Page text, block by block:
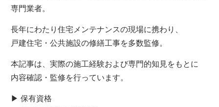
専門業者。
長年にわたり住宅メンテナンスの現場に携わり、
戸建住宅・公共施設の修繕工事を多数監修。
本記事は、実際の施工経験および専門的知見をもとに
内容確認・監修を行っています。
▶ 保有資格